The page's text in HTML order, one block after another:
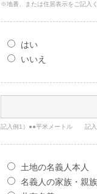
※地番、または住居表示をご記入
はい
いいえ
記入例1）●●平米メートル 記入
土地の名義人本人
名義人の家族・親族